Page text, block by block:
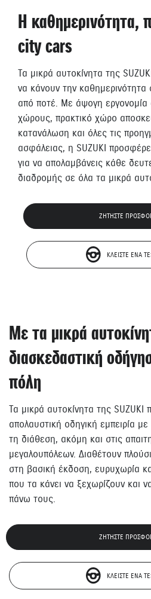
Η καθημερινότητα,
city cars
Τα μικρά αυτοκίνητα της
να κάνουν την καθημερινότητα
από ποτέ. Με άψογη εργονομία
χώρους, πρακτικό χώρο
κατανάλωση και όλες τις
ασφάλειας, η SUZUKI
για να απολαμβάνεις κάθε
διαδρομής σε όλα τα μικρά
ΖΗΤΗΣΤΕ
ΚΛΕIΣΤΕ EΝΑ
Με τα μικρά
διασκεδαστική
πόλη
Τα μικρά αυτοκίνητα της SUZUKI
απολαυστική οδηγική εμπειρία
τη διάθεση, ακόμη και στις
μεγαλουπόλεων. Διαθέτουν
στη βασική έκδοση, ευρυχωρία
που τα κάνει να ξεχωρίζουν και
πάνω τους.
ΖΗΤΗΣΤΕ
ΚΛΕIΣΤΕ EΝΑ